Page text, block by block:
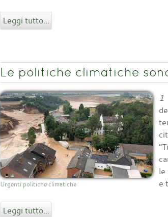
Leggi tutto...
Le politiche climatiche
Urgenti politiche climatiche
1
e
Leggi tutto...